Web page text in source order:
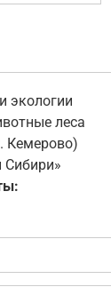
экологии
леса
Кемерово)
Сибири»